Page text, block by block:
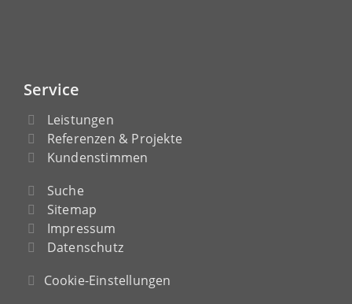
Service
Leistungen
Referenzen & Projekte
Kundenstimmen
Suche
Sitemap
Impressum
Datenschutz
Cookie-Einstellungen